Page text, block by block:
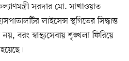
সরদার মো. সাখাওয়াত
লাইসেন্স স্থগিতের সিদ্ধান্ত
বরং স্বাস্থ্যসেবায় শৃঙ্খলা ফিরিয়ে